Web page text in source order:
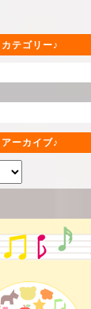
カテゴリー
アーカイブ